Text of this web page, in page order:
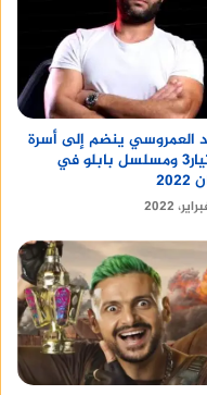
العمروسي ينضم إلى أسرة
الاختيار3 ومسلسل بابلو في